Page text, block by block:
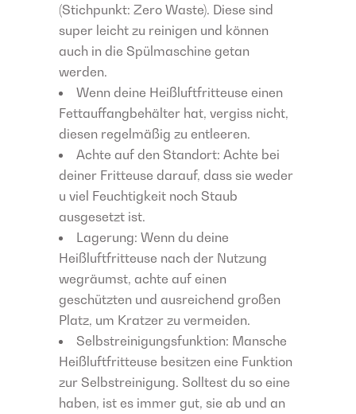
(Stichpunkt: Zero Waste). Diese sind
super leicht zu reinigen und können
auch in die Spülmaschine getan
werden.
Wenn deine Heißluftfritteuse einen
Fettauffangbehälter hat, vergiss nicht,
diesen regelmäßig zu entleeren.
Achte auf den Standort: Achte bei
deiner Fritteuse darauf, dass sie weder
u viel Feuchtigkeit noch Staub
ausgesetzt ist.
Lagerung: Wenn du deine
Heißluftfritteuse nach der Nutzung
wegräumst, achte auf einen
geschützten und ausreichend großen
Platz, um Kratzer zu vermeiden.
Selbstreinigungsfunktion: Mansche
Heißluftfritteuse besitzen eine Funktion
zur Selbstreinigung. Solltest du so eine
haben, ist es immer gut, sie ab und an